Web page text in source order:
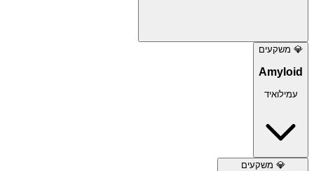
💎 משקעים
Amyloid
עמילואיד
💎 משקעים